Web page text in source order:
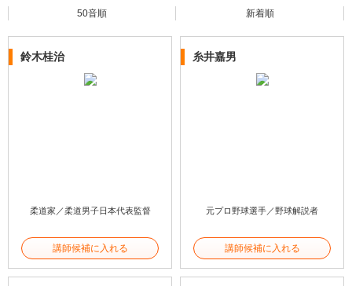
50音順 新着順
鈴木桂治
柔道家／柔道男子日本代表監督
講師候補に入れる
糸井嘉男
元プロ野球選手／野球解説者
講師候補に入れる